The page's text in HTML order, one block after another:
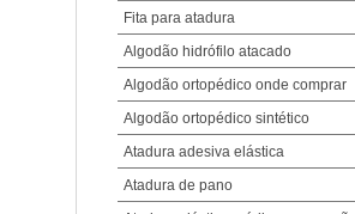
Fita para atadura
Algodão hidrófilo atacado
Algodão ortopédico onde comprar
Algodão ortopédico sintético
Atadura adesiva elástica
Atadura de pano